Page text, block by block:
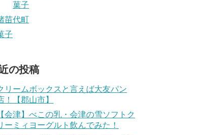
菓子
苗代町
子
の投稿
リームボックスと言えば大友パン
！【郡山市】
【会津】べこの乳・会津の雪ソフトク
ーミィヨーグルト飲んでみた！